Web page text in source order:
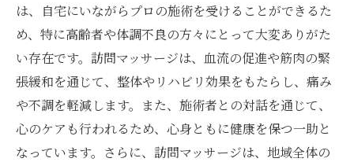
は、自宅にいながらプロの施術を受けることができるた
め、特に高齢者や体調不良の方々にとって大変ありがた
い存在です。訪問マッサージは、血流の促進や筋肉の緊
張緩和を通じて、整体やリハビリ効果をもたらし、痛み
や不調を軽減します。また、施術者との対話を通じて、
心のケアも行われるため、心身ともに健康を保つ一助と
なっています。さらに、訪問マッサージは、地域全体の